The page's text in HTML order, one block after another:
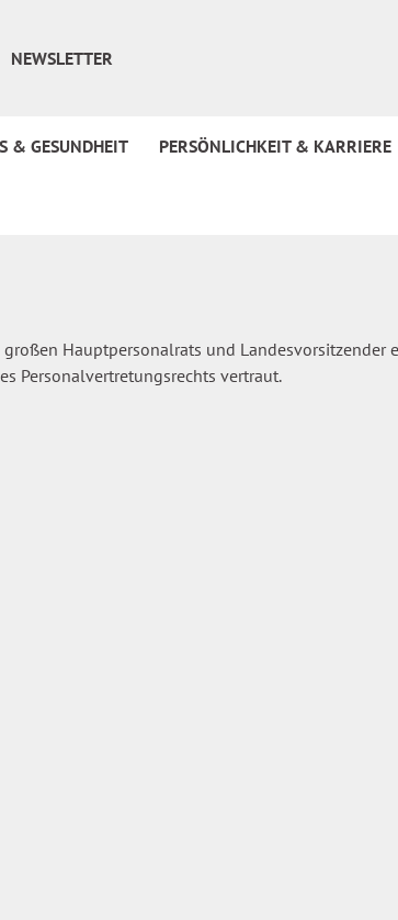
NEWSLETTER
& GESUNDHEIT PERSÖNLICHKEIT & KARRIERE
Hauptpersonalrats und
Personalvertretungsrechts vertraut.